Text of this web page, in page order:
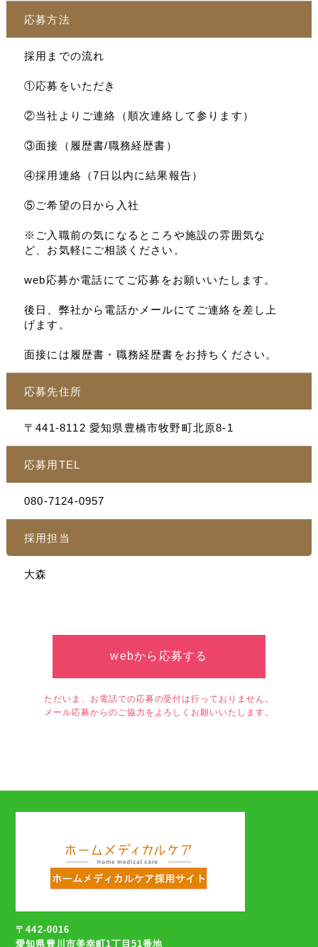
応募方法
採用までの流れ
①応募をいただき
②当社よりご連絡（順次連絡して参ります）
③面接（履歴書/職務経歴書）
④採用連絡（7日以内に結果報告）
⑤ご希望の日から入社
※ご入職前の気になるところや施設の雰囲気な
ど、お気軽にご相談ください。
web応募か電話にてご応募をお願いいたします。
後日、弊社から電話かメールにてご連絡を差し上
げます。
面接には履歴書・職務経歴書をお持ちください。
応募先住所
〒441-8112 愛知県豊橋市牧野町北原8-1
応募用TEL
080-7124-0957
採用担当
大森
webから応募する
ただいま、お電話での応募の受付は行っておりません。
メール応募からのご協力をよろしくお願いいたします。
〒442-0016
愛知県豊川市美幸町1丁目51番地